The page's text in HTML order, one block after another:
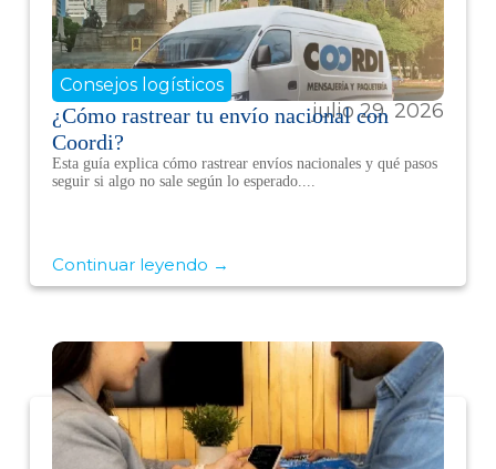
julio 29, 2026
Consejos logísticos
¿Cómo rastrear tu envío nacional con
Coordi?
Esta guía explica cómo rastrear envíos nacionales y qué pasos
seguir si algo no sale según lo esperado....
Continuar leyendo →